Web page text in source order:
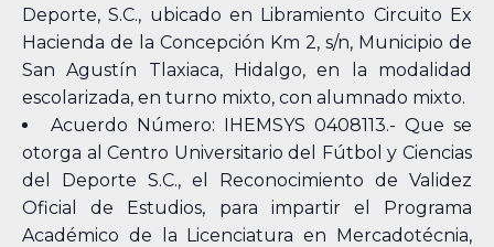
Deporte, S.C., ubicado en Libramiento Circuito Ex
Hacienda de la Concepción Km 2, s/n, Municipio de
San Agustín Tlaxiaca, Hidalgo, en la modalidad
escolarizada, en turno mixto, con alumnado mixto.
Acuerdo Número: IHEMSYS 0408113.- Que se
otorga al Centro Universitario del Fútbol y Ciencias
del Deporte S.C., el Reconocimiento de Validez
Oficial de Estudios, para impartir el Programa
Académico de la Licenciatura en Mercadotécnia,